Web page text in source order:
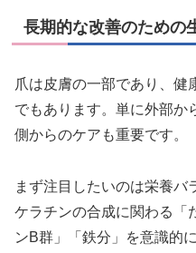
長期的な改善のための
爪は皮膚の一部であり、健
でもあります。単に外部か
側からのケアも重要です。
まず注目したいのは栄養バ
ケラチンの合成に関わる「
ンB群」「鉄分」を意識的